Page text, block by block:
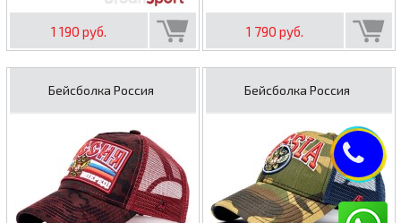
1 190 руб. 1 790 руб.
Бейсболка Россия Бейсболка Россия